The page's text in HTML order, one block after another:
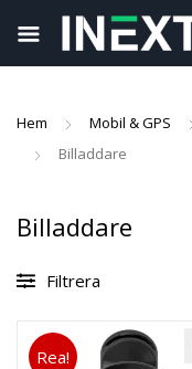
Hem Mobil & GPS
Billaddare
Billaddare
Filtrera
Rea!